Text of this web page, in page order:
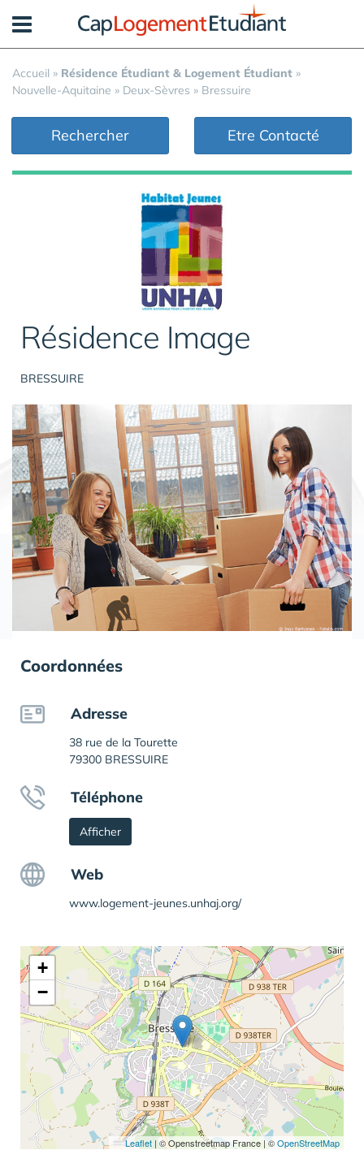
Accueil » Résidence Étudiant & Logement Étudiant »
Nouvelle-Aquitaine » Deux-Sèvres » Bressuire
Rechercher Etre Contacté
Résidence Image
BRESSUIRE
Coordonnées
Adresse
38 rue de la Tourette
79300 BRESSUIRE
Téléphone
Afficher
Web
www.logement-jeunes.unhaj.org/
+
−
Leaflet | © Openstreetmap France | ©OpenStreetMap